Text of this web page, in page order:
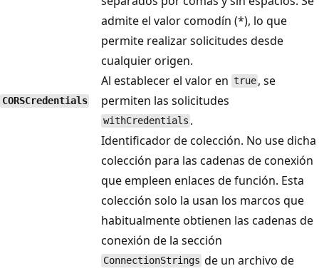
admite el valor comodín (*), lo que
permite realizar solicitudes desde
cualquier origen.
CORSCredentials
Al establecer el valor en true , se
permiten las solicitudes
withCredentials .
Identificador de colección. No use dicha
colección para las cadenas de conexión
que empleen enlaces de función. Esta
colección solo la usan los marcos que
habitualmente obtienen las cadenas de
conexión de la sección
ConnectionStrings de un archivo de